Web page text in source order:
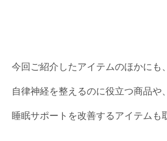
今回ご紹介したアイテムのほかにも、
自律神経を整えるのに役立つ商品や、
睡眠サポートを改善するアイテムも